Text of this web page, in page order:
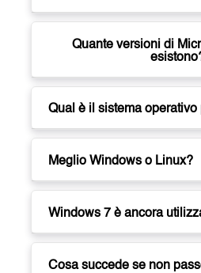
Quante versioni di
Qual è il sistema operativo
Meglio Windows o Linux?
Windows 7 è ancora
Cosa succede se non